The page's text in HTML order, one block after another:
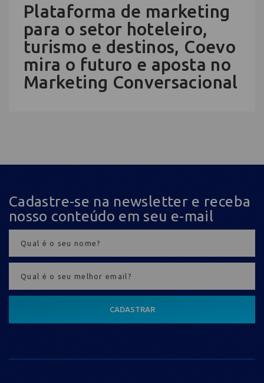
Plataforma de marketing
para o setor hoteleiro,
turismo e destinos, Coevo
mira o futuro e aposta no
Marketing Conversacional
Cadastre-se na newsletter e receba
nosso conteúdo em seu e-mail
CADASTRAR